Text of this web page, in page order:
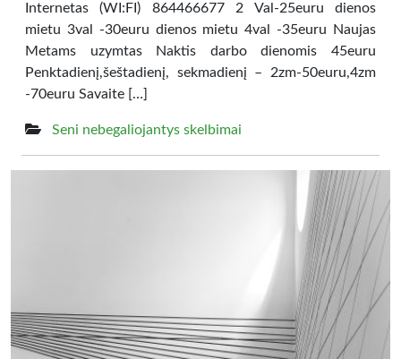
Internetas (WI:FI) 864466677 2 Val-25euru dienos
mietu 3val -30euru dienos mietu 4val -35euru Naujas
Metams uzymtas Naktis darbo dienomis 45euru
Penktadienį,šeštadienį, sekmadienį – 2zm-50euru,4zm
-70euru Savaite […]
Seni nebegaliojantys skelbimai